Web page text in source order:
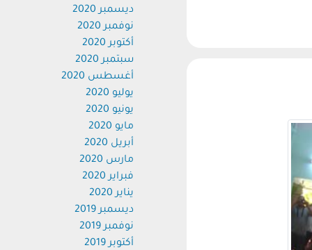
ديسمبر 2020
نوفمبر 2020
أكتوبر 2020
سبتمبر 2020
أغسطس 2020
يوليو 2020
يونيو 2020
مايو 2020
أبريل 2020
مارس 2020
فبراير 2020
يناير 2020
ديسمبر 2019
نوفمبر 2019
أكتوبر 2019